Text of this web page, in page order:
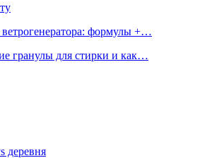
ветрогенератора: формулы +…
гранулы для стирки и как…
деревня